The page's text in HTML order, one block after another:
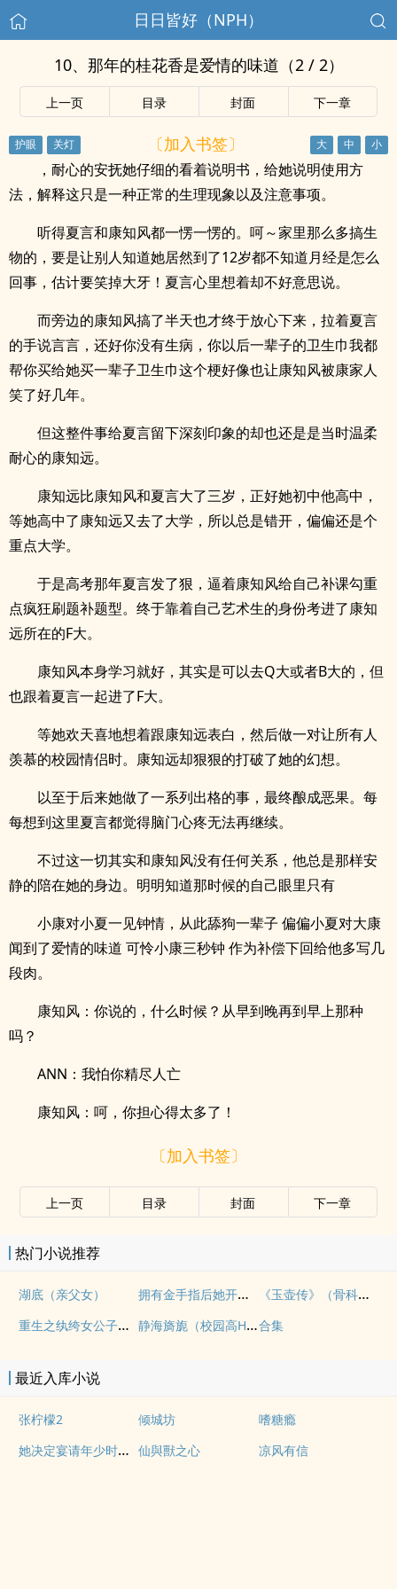
日日皆好（NPH）
10、那年的桂花香是爱情的味道（2 / 2）
上一页 目录 封面 下一章
〔加入书签〕
，耐心的安抚她仔细的看着说明书，给她说明使用方
法，解释这只是一种正常的生理现象以及注意事项。
听得夏言和康知风都一愣一愣的。呵～家里那么多搞生
物的，要是让别人知道她居然到了12岁都不知道月经是怎么
回事，估计要笑掉大牙！夏言心里想着却不好意思说。
而旁边的康知风搞了半天也才终于放心下来，拉着夏言
的手说言言，还好你没有生病，你以后一辈子的卫生巾我都
帮你买给她买一辈子卫生巾这个梗好像也让康知风被康家人
笑了好几年。
但这整件事给夏言留下深刻印象的却也还是是当时温柔
耐心的康知远。
康知远比康知风和夏言大了三岁，正好她初中他高中，
等她高中了康知远又去了大学，所以总是错开，偏偏还是个
重点大学。
于是高考那年夏言发了狠，逼着康知风给自己补课勾重
点疯狂刷题补题型。终于靠着自己艺术生的身份考进了康知
远所在的F大。
康知风本身学习就好，其实是可以去Q大或者B大的，但
也跟着夏言一起进了F大。
等她欢天喜地想着跟康知远表白，然后做一对让所有人
羡慕的校园情侣时。康知远却狠狠的打破了她的幻想。
以至于后来她做了一系列出格的事，最终酿成恶果。每
每想到这里夏言都觉得脑门心疼无法再继续。
不过这一切其实和康知风没有任何关系，他总是那样安
静的陪在她的身边。明明知道那时候的自己眼里只有
小康对小夏一见钟情，从此舔狗一辈子 偏偏小夏对大康
闻到了爱情的味道 可怜小康三秒钟 作为补偿下回给他多写几
段肉。
康知风：你说的，什么时候？从早到晚再到早上那种
吗？
ANN：我怕你精尽人亡
康知风：呵，你担心得太多了！
〔加入书签〕
上一页 目录 封面 下一章
热门小说推荐
湖底（亲父女） 拥有金手指后她开始为所欲为（nph）
《玉壶传》（骨科）（兄妹）（np）
重生之纨绔女公子（NPH）
静海旖旎（校园高H）合集
最近入库小说
张柠檬2 倾城坊 嗜糖瘾
她决定宴请年少时的自己（1v1H） 仙與獸之心 凉风有信